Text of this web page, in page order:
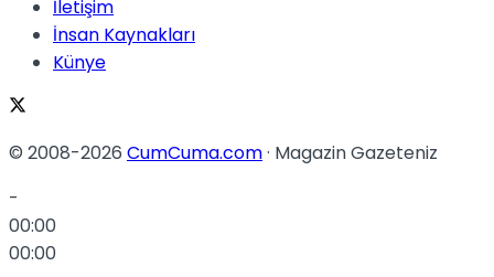
İletişim
İnsan Kaynakları
Künye
© 2008-2026 CumCuma.com· Magazin Gazeteniz
-
00:00
00:00